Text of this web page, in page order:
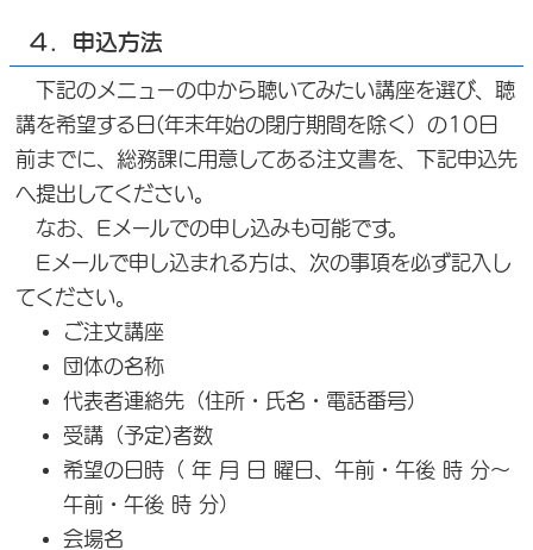
４．申込方法
下記のメニューの中から聴いてみたい講座を選び、聴
講を希望する日(年末年始の閉庁期間を除く）の10日
前までに、総務課に用意してある注文書を、下記申込先
へ提出してください。
なお、Eメールでの申し込みも可能です。
Eメールで申し込まれる方は、次の事項を必ず記入し
てください。
ご注文講座
団体の名称
代表者連絡先（住所・氏名・電話番号）
受講（予定)者数
希望の日時（ 年 月 日 曜日、午前・午後 時 分～
午前・午後 時 分）
会場名